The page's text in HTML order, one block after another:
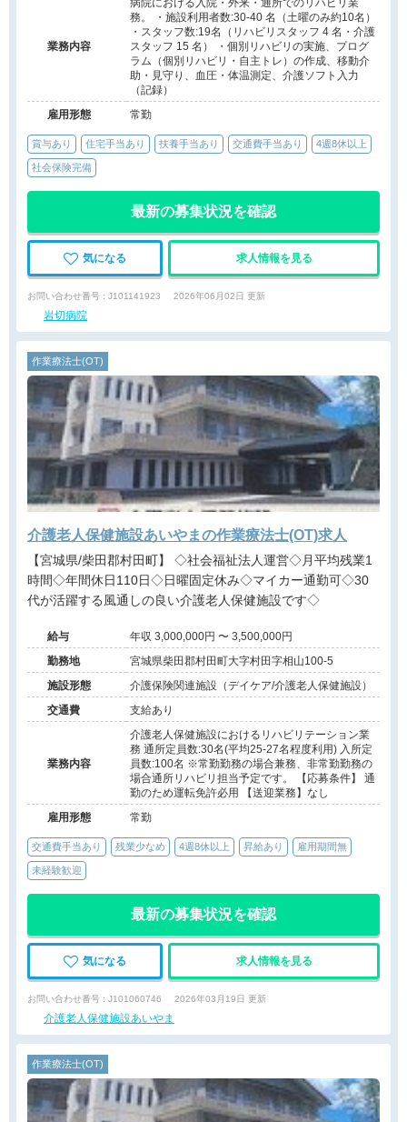
業務内容
病院における入院・外来・通所でのリハビリ業
務。 ・施設利用者数:30-40 名（土曜のみ約10名）
・スタッフ数:19名（リハビリスタッフ 4 名・介護
スタッフ 15 名） ・個別リハビリの実施、プログ
ラム（個別リハビリ・自主トレ）の作成、移動介
助・見守り、血圧・体温測定、介護ソフト入力
（記録）
雇用形態
常勤
賞与あり 住宅手当あり 扶養手当あり 交通費手当あり 4週8休以上
社会保険完備
最新の募集状況を確認
気になる 求人情報を見る
お問い合わせ番号 : J101141923 2026年06月02日 更新
岩切病院
作業療法士(OT)
介護老人保健施設あいやまの作業療法士(OT)求人
【宮城県/柴田郡村田町】 ◇社会福祉法人運営◇月平均残業1
時間◇年間休日110日◇日曜固定休み◇マイカー通勤可◇30
代が活躍する風通しの良い介護老人保健施設です◇
給与
年収 3,000,000円 〜 3,500,000円
勤務地
宮城県柴田郡村田町大字村田字相山100-5
施設形態
介護保険関連施設（デイケア/介護老人保健施設）
交通費
支給あり
業務内容
介護老人保健施設におけるリハビリテーション業
務 通所定員数:30名(平均25-27名程度利用) 入所定
員数:100名 ※常勤勤務の場合兼務、非常勤勤務の
場合通所リハビリ担当予定です。 【応募条件】 通
勤のため運転免許必用 【送迎業務】なし
雇用形態
常勤
交通費手当あり 残業少なめ 4週8休以上 昇給あり 雇用期間無
未経験歓迎
最新の募集状況を確認
気になる 求人情報を見る
お問い合わせ番号 : J101060746 2026年03月19日 更新
介護老人保健施設あいやま
作業療法士(OT)